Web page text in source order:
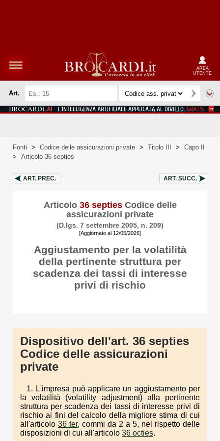
AREA
UTENTE
Art.
Fonti > Codice delle assicurazioni private > Titolo III >
Capo II
>
Articolo 36 septies
ART. PREC. ART. SUCC.
Articolo 36 septiesCodice delle
assicurazioni private
(D.lgs. 7 settembre 2005, n. 209)
[Aggiornato al 12/05/2026]
Aggiustamento per la volatilità
della pertinente struttura per
scadenza dei tassi di interesse
privi di rischio
Dispositivo dell'art. 36 septies
Codice delle assicurazioni
private
1. L'impresa può applicare un aggiustamento per
la volatilità (volatility adjustment) alla pertinente
struttura per scadenza dei tassi di interesse privi di
rischio ai fini del calcolo della migliore stima di cui
all'articolo 36 ter, commi da 2 a 5, nel rispetto delle
disposizioni di cui all'articolo 36 octies.